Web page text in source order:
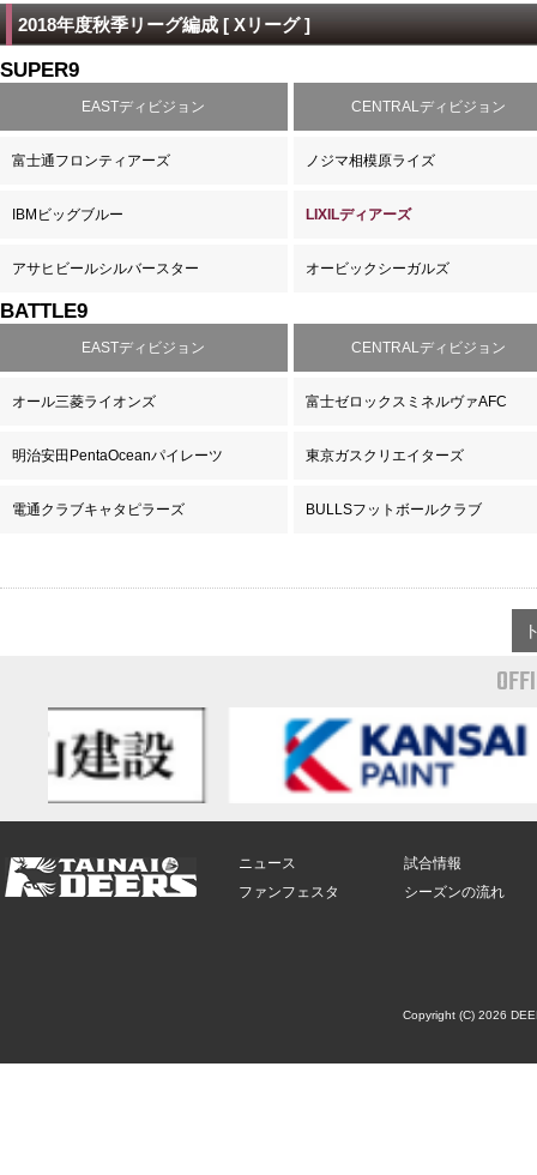
2018年度秋季リーグ編成 [ Xリーグ ]
SUPER9
EASTディビジョン CENTRALディビジョン
富士通フロンティアーズ ノジマ相模原ライズ
IBMビッグブルー LIXILディアーズ
アサヒビールシルバースター オービックシーガルズ
BATTLE9
EASTディビジョン CENTRALディビジョン
オール三菱ライオンズ 富士ゼロックスミネルヴァAFC
明治安田PentaOceanパイレーツ 東京ガスクリエイターズ
電通クラブキャタピラーズ BULLSフットボールクラブ
ニュース
ファンフェスタ
試合情報
シーズンの流れ
Copyright (C) 2026